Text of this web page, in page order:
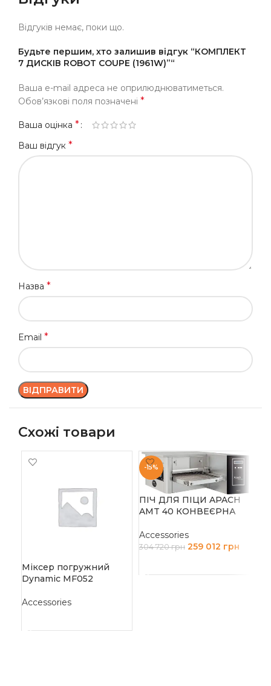
Відгуків немає, поки що.
Будьте першим, хто залишив відгук “КОМПЛЕКТ
7 ДИСКІВ ROBOT COUPE (1961W)”“
Ваша e-mail адреса не оприлюднюватиметься.
Обов’язкові поля позначені *
Ваша оцінка *
Ваш відгук *
Назва *
Email *
Схожі товари
Міксер погружний
Dynamic MF052
Accessories
-15%
ПІЧ ДЛЯ ПІЦИ APACH
AMT 40 КОНВЕЄРНА
Accessories
304 720грн 259 012 грн